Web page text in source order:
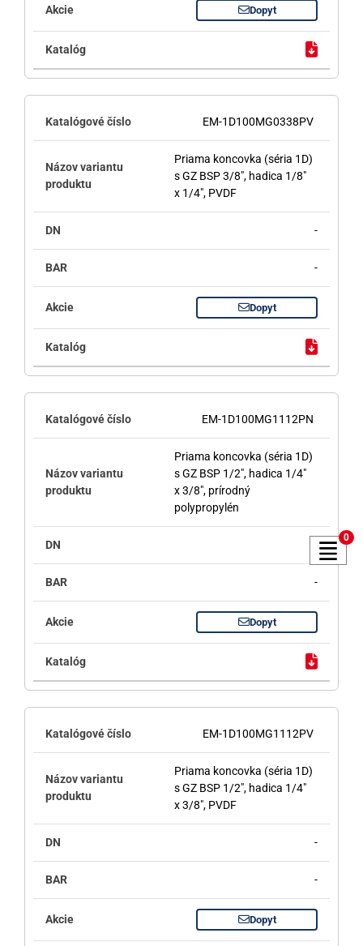
Dopyt
EM-1D100MG0338PV
Priama koncovka (séria 1D)
s GZ BSP 3/8", hadica 1/8"
x 1/4", PVDF
-
-
Dopyt
EM-1D100MG1112PN
Priama koncovka (séria 1D)
s GZ BSP 1/2", hadica 1/4"
x 3/8", prírodný
polypropylén
-
Dopyt
EM-1D100MG1112PV
Priama koncovka (séria 1D)
s GZ BSP 1/2", hadica 1/4"
x 3/8", PVDF
-
-
Dopyt
0